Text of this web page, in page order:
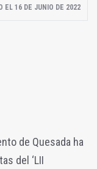
EL 16 DE JUNIO DE 2022
de Quesada ha
del ‘LII